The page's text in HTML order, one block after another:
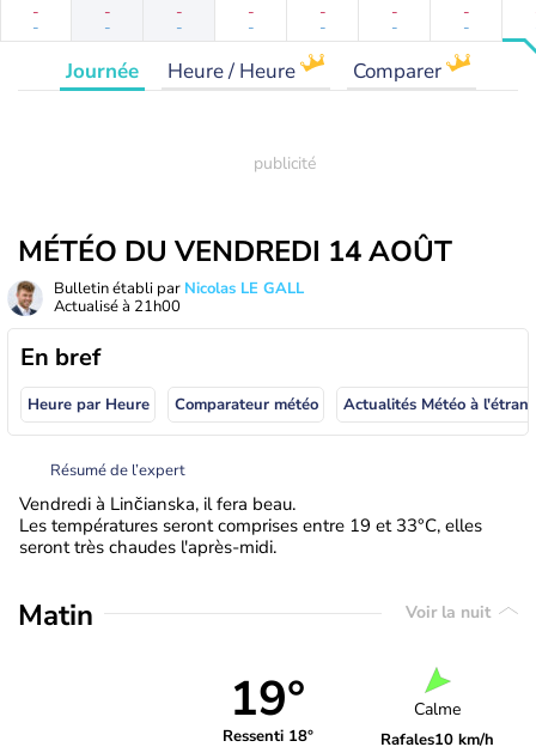
-
-
-
-
-
-
-
-
-
-
-
-
-
-
Journée Heure / Heure Comparer
MÉTÉO DU VENDREDI 14 AOÛT
Bulletin établi par Nicolas LE GALL
Actualisé à 21h00
En bref
Heure par Heure Comparateur météo
Résumé de l’expert
Vendredi à Linčianska, il fera beau.
Les températures seront comprises entre 19 et 33°C, elles
seront très chaudes l'après-midi.
Matin Voir la nuit
19°
Ressenti 18°
Calme
Rafales10 km/h